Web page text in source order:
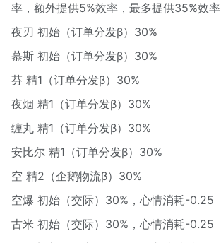
率，额外提供5%效率，最多提供35%效率
夜刃 初始（订单分发β）30%
慕斯 初始（订单分发β）30%
芬 精1（订单分发β）30%
夜烟 精1（订单分发β）30%
缠丸 精1（订单分发β）30%
安比尔 精1（订单分发β）30%
空 精2（企鹅物流β）30%
空爆 初始（交际）30%，心情消耗-0.25
古米 初始（交际）30%，心情消耗-0.25